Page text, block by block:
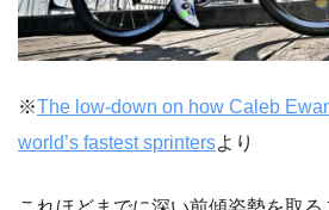
※The low-down on how Caleb
world’s fastest sprintersより